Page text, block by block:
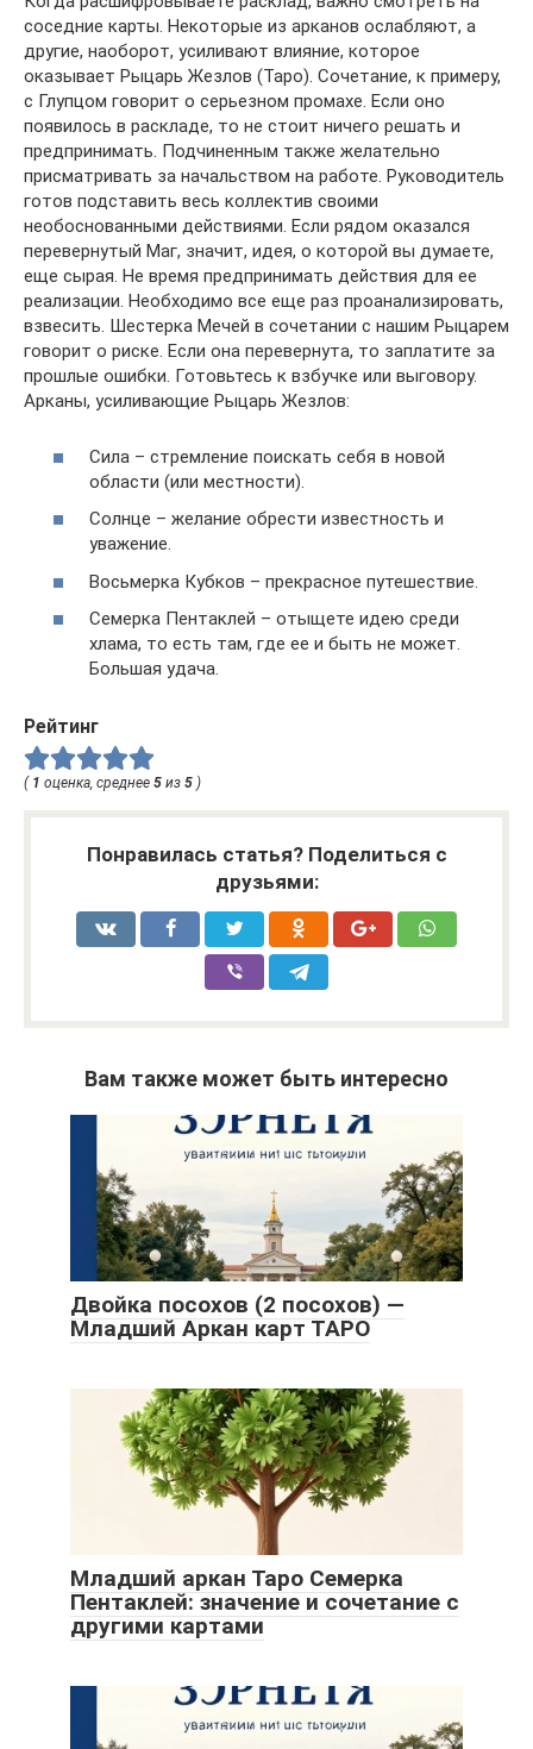
соседние карты. Некоторые из арканов ослабляют, а
другие, наоборот, усиливают влияние, которое
оказывает Рыцарь Жезлов (Таро). Сочетание, к примеру,
с Глупцом говорит о серьезном промахе. Если оно
появилось в раскладе, то не стоит ничего решать и
предпринимать. Подчиненным также желательно
присматривать за начальством на работе. Руководитель
готов подставить весь коллектив своими
необоснованными действиями. Если рядом оказался
перевернутый Маг, значит, идея, о которой вы думаете,
еще сырая. Не время предпринимать действия для ее
реализации. Необходимо все еще раз проанализировать,
взвесить. Шестерка Мечей в сочетании с нашим Рыцарем
говорит о риске. Если она перевернута, то заплатите за
прошлые ошибки. Готовьтесь к взбучке или выговору.
Арканы, усиливающие Рыцарь Жезлов:
Сила – стремление поискать себя в новой
области (или местности).
Солнце – желание обрести известность и
уважение.
Восьмерка Кубков – прекрасное путешествие.
Семерка Пентаклей – отыщете идею среди
хлама, то есть там, где ее и быть не может.
Большая удача.
Рейтинг
( 1 оценка, среднее 5 из 5 )
Понравилась статья? Поделиться с
друзьями:
Вам также может быть интересно
Двойка посохов (2 посохов) —
Младший Аркан карт ТАРО
Младший аркан Таро Семерка
Пентаклей: значение и сочетание с
другими картами